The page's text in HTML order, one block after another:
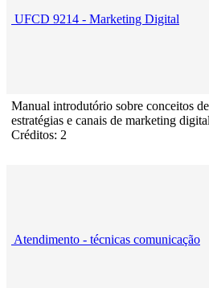
UFCD 9214 - Marketing Digital
Manual introdutório sobre conceitos
estratégias e canais de marketing
Créditos: 2
Atendimento - técnicas comunicação